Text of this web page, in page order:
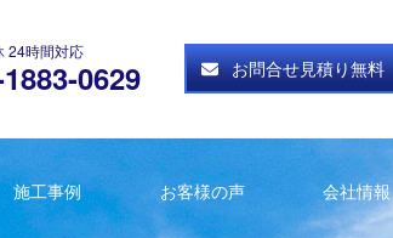
24時間対応
0629 お問合せ見積り無料
施工事例 お客様の声 会社情報